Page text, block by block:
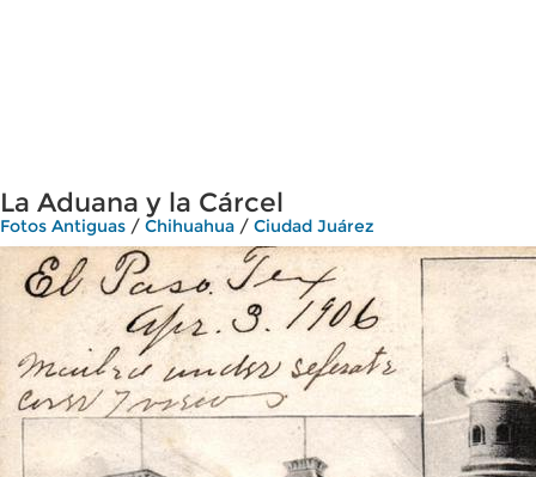
La Aduana y la Cárcel
Fotos Antiguas / Chihuahua / Ciudad Juárez